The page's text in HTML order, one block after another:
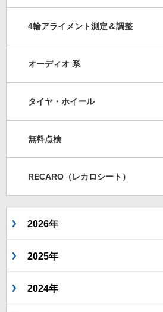
4輪アライメント測定＆調整
オーディオ 系
タイヤ・ホイール
無料点検
RECARO（レカロシート）
2026年
2025年
2024年